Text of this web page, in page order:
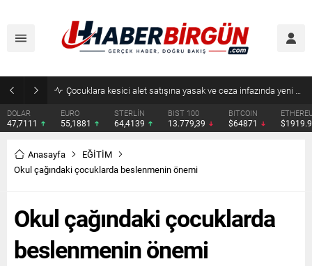
Çocuklara kesici alet satışına yasak ve ceza infazında yeni dönem
DOLAR
47,7111
EURO
55,1881
STERLİN
64,4139
BIST 100
13.779,39
BITCOIN
$64871
Anasayfa
EĞİTİM
Okul çağındaki çocuklarda beslenmenin önemi
Okul çağındaki çocuklarda
beslenmenin önemi